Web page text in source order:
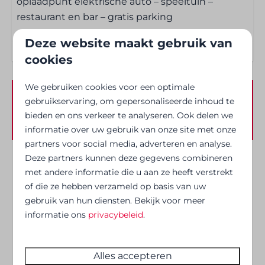
Handdoeken
Douchegel en shampoo
Haardroger
Basisvoorraad zoals zout, peper en olie
Entertainment
Wifi
Buiten
Terras
Verwarming en verkoeling
restaurant en bar – gratis parking
Beschikbaarheid en prijs
2 gasten
zo 09-08-2026 di 11-08-2026
8 aug
9 aug
10 aug
Deze website maakt gebruik van
cookies
We gebruiken cookies voor een optimale
gebruikservaring, om gepersonaliseerde inhoud te
bieden en ons verkeer te analyseren. Ook delen we
informatie over uw gebruik van onze site met onze
partners voor social media, adverteren en analyse.
Deze partners kunnen deze gegevens combineren
met andere informatie die u aan ze heeft verstrekt
of die ze hebben verzameld op basis van uw
gebruik van hun diensten. Bekijk voor meer
informatie ons privacybeleid.
Alles accepteren